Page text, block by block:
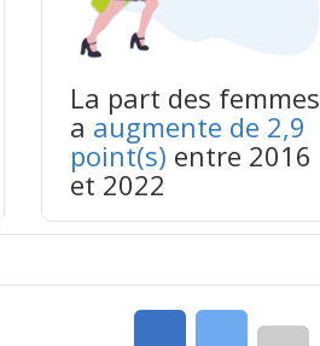
La part des femmes
a augmente de 2,9
point(s) entre 2016
et 2022